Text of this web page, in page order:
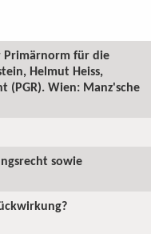
Primärnorm für die
Helmut Heiss,
(PGR). Wien: Manz'sche
sowie